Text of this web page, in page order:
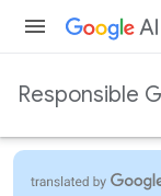
Responsible